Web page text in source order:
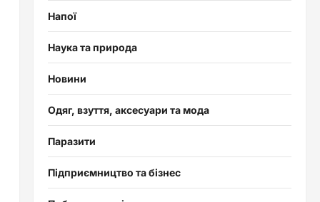
Напої
Наука та природа
Новини
Одяг, взуття, аксесуари та мода
Паразити
Підприємництво та бізнес